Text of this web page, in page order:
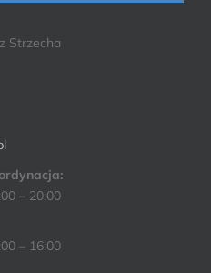
Strzecha
– 20:00
– 16:00